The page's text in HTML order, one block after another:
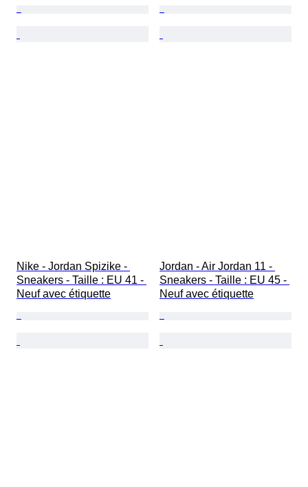
Nike - Jordan Spizike -
Sneakers - Taille : EU 41 -
Neuf avec étiquette
Jordan - Air Jordan 11 -
Sneakers - Taille : EU 45 -
Neuf avec étiquette